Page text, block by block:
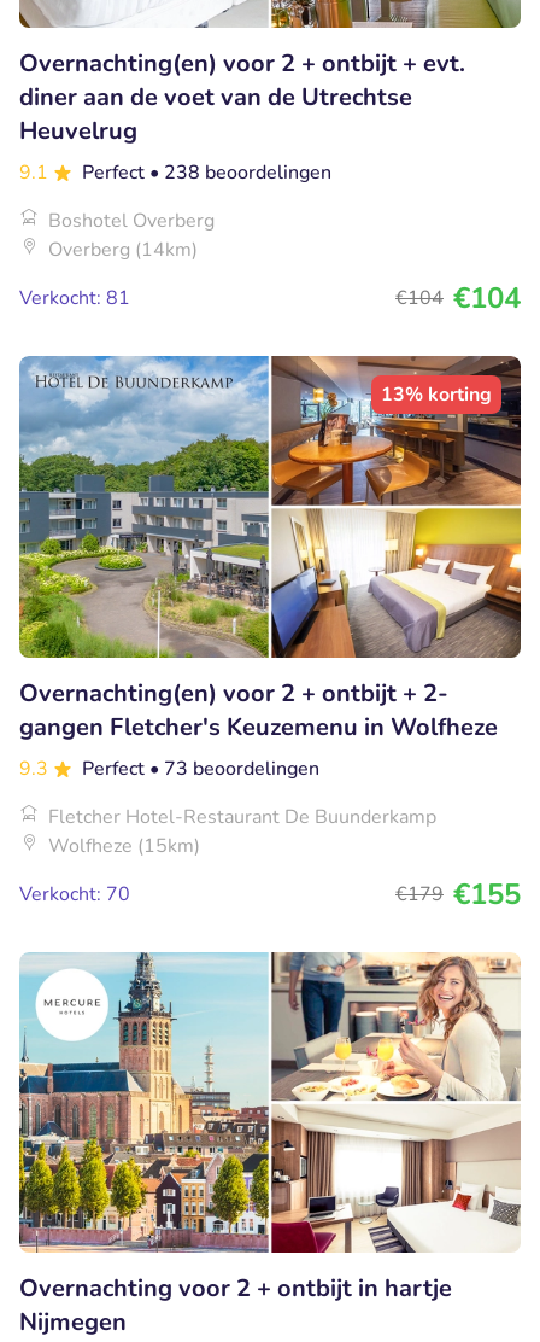
Overnachting(en) voor 2 + ontbijt + evt.
diner aan de voet van de Utrechtse
Heuvelrug
9.1 Perfect • 238 beoordelingen
Boshotel Overberg
Overberg (14km)
Verkocht: 81
€104 €104
13% korting
Overnachting(en) voor 2 + ontbijt + 2-
gangen Fletcher's Keuzemenu in Wolfheze
9.3 Perfect • 73 beoordelingen
Fletcher Hotel-Restaurant De Buunderkamp
Wolfheze (15km)
Verkocht: 70
€179 €155
Overnachting voor 2 + ontbijt in hartje
Nijmegen